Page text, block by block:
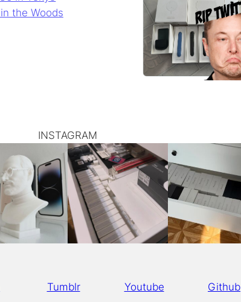
INSTAGRAM
Tumblr Youtube Github